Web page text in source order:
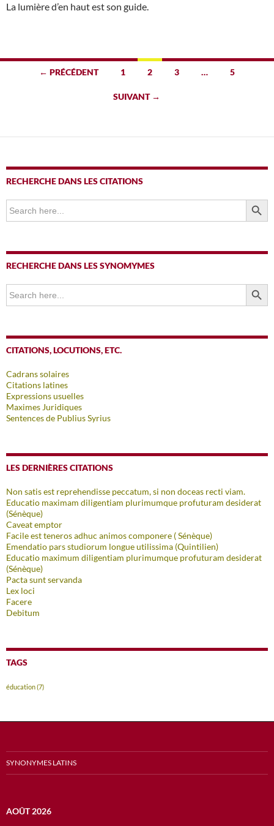
La lumière d’en haut est son guide.
Navigation
← PRÉCÉDENT 1 2 3 … 5
SUIVANT →
RECHERCHE DANS LES CITATIONS
Search
for:
SEARCH
RECHERCHE DANS LES SYNOMYMES
Search
for:
SEARCH
CITATIONS, LOCUTIONS, ETC.
Cadrans solaires
Citations latines
Expressions usuelles
Maximes Juridiques
Sentences de Publius Syrius
LES DERNIÈRES CITATIONS
Non satis est reprehendisse peccatum, si non doceas recti viam.
Educatio maximam diligentiam plurimumque profuturam desiderat
(Sénèque)
Caveat emptor
Facile est teneros adhuc animos componere ( Sénèque)
Emendatio pars studiorum longue utilissima (Quintilien)
Educatio maximum diligentiam plurimumque profuturam desiderat
(Sénèque)
Pacta sunt servanda
Lex loci
Facere
Debitum
TAGS
éducation(7)
SYNONYMES LATINS
AOÛT 2026